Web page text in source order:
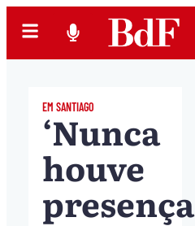
EM SANTIAGO
‘Nunca
houve
presença